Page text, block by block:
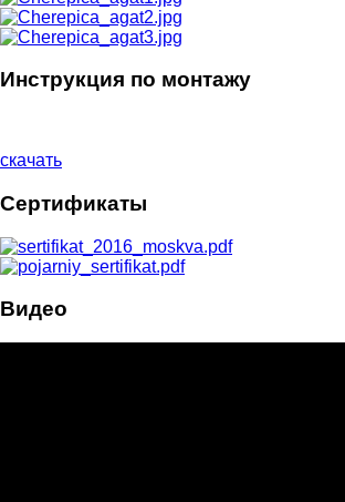
Инструкция по монтажу
скачать
Сертификаты
Видео